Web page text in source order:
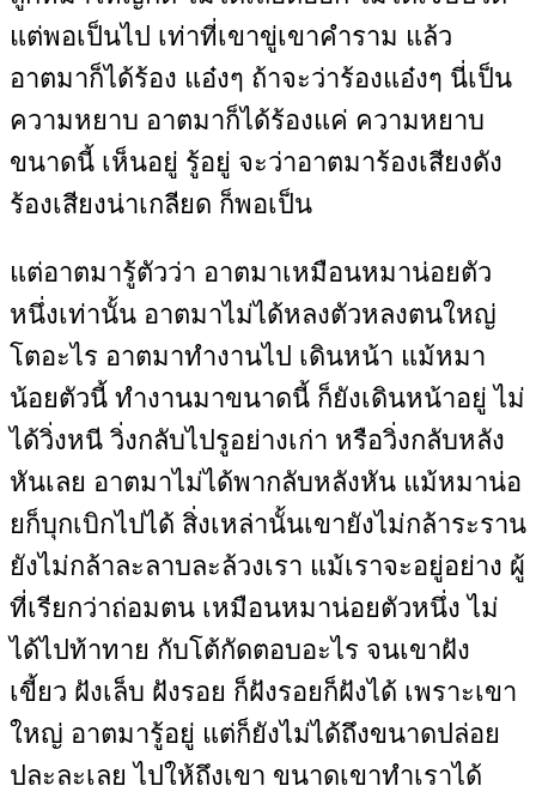
แต่พอเป็นไป เท่าที่เขาขู่เขาคำราม แล้ว
อาตมาก็ได้ร้อง แอ๋งๆ ถ้าจะว่าร้องแอ๋งๆ นี่เป็น
ความหยาบ อาตมาก็ได้ร้องแค่ ความหยาบ
ขนาดนี้ เห็นอยู่ รู้อยู่ จะว่าอาตมาร้องเสียงดัง
ร้องเสียงน่าเกลียด ก็พอเป็น
แต่อาตมารู้ตัวว่า อาตมาเหมือนหมาน่อยตัว
หนึ่งเท่านั้น อาตมาไม่ได้หลงตัวหลงตนใหญ่
โตอะไร อาตมาทำงานไป เดินหน้า แม้หมา
น้อยตัวนี้ ทำงานมาขนาดนี้ ก็ยังเดินหน้าอยู่ ไม่
ได้วิ่งหนี วิ่งกลับไปรูอย่างเก่า หรือวิ่งกลับหลัง
หันเลย อาตมาไม่ได้พากลับหลังหัน แม้หมาน่อ
ยก็บุกเบิกไปได้ สิ่งเหล่านั้นเขายังไม่กล้าระราน
ยังไม่กล้าละลาบละล้วงเรา แม้เราจะอยู่อย่าง ผู้
ที่เรียกว่าถ่อมตน เหมือนหมาน่อยตัวหนึ่ง ไม่
ได้ไปท้าทาย กับโต้กัดตอบอะไร จนเขาฝัง
เขี้ยว ฝังเล็บ ฝังรอย ก็ฝังรอยก็ฝังได้ เพราะเขา
ใหญ่ อาตมารู้อยู่ แต่ก็ยังไม่ได้ถึงขนาดปล่อย
ปละละเลย ไปให้ถึงเขา ขนาดเขาทำเราได้